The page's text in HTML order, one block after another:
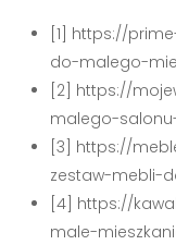
[1] https://
do-malego-
[2] https://
malego-
[3] https://
zestaw-mebli-
[4] https://
male-